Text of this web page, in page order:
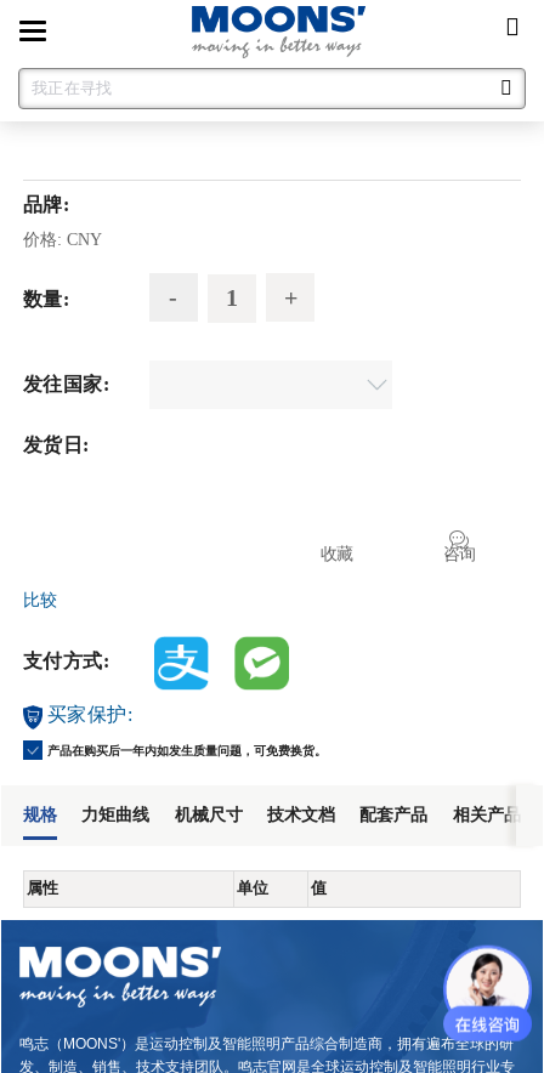
Toggle
navigation
品牌:
价格: CNY
数量:
发往国家:
发货日:
咨询
收藏
比较
支付方式:
买家保护:
产品在购买后一年内如发生质量问题，可免费换货。
规格 力矩曲线 机械尺寸 技术文档 配套产品 相关产品
属性 单位 值
鸣志（MOONS'）是运动控制及智能照明产品综合制造商，拥有遍布全球的研
发、制造、销售、技术支持团队。鸣志官网是全球运动控制及智能照明行业专